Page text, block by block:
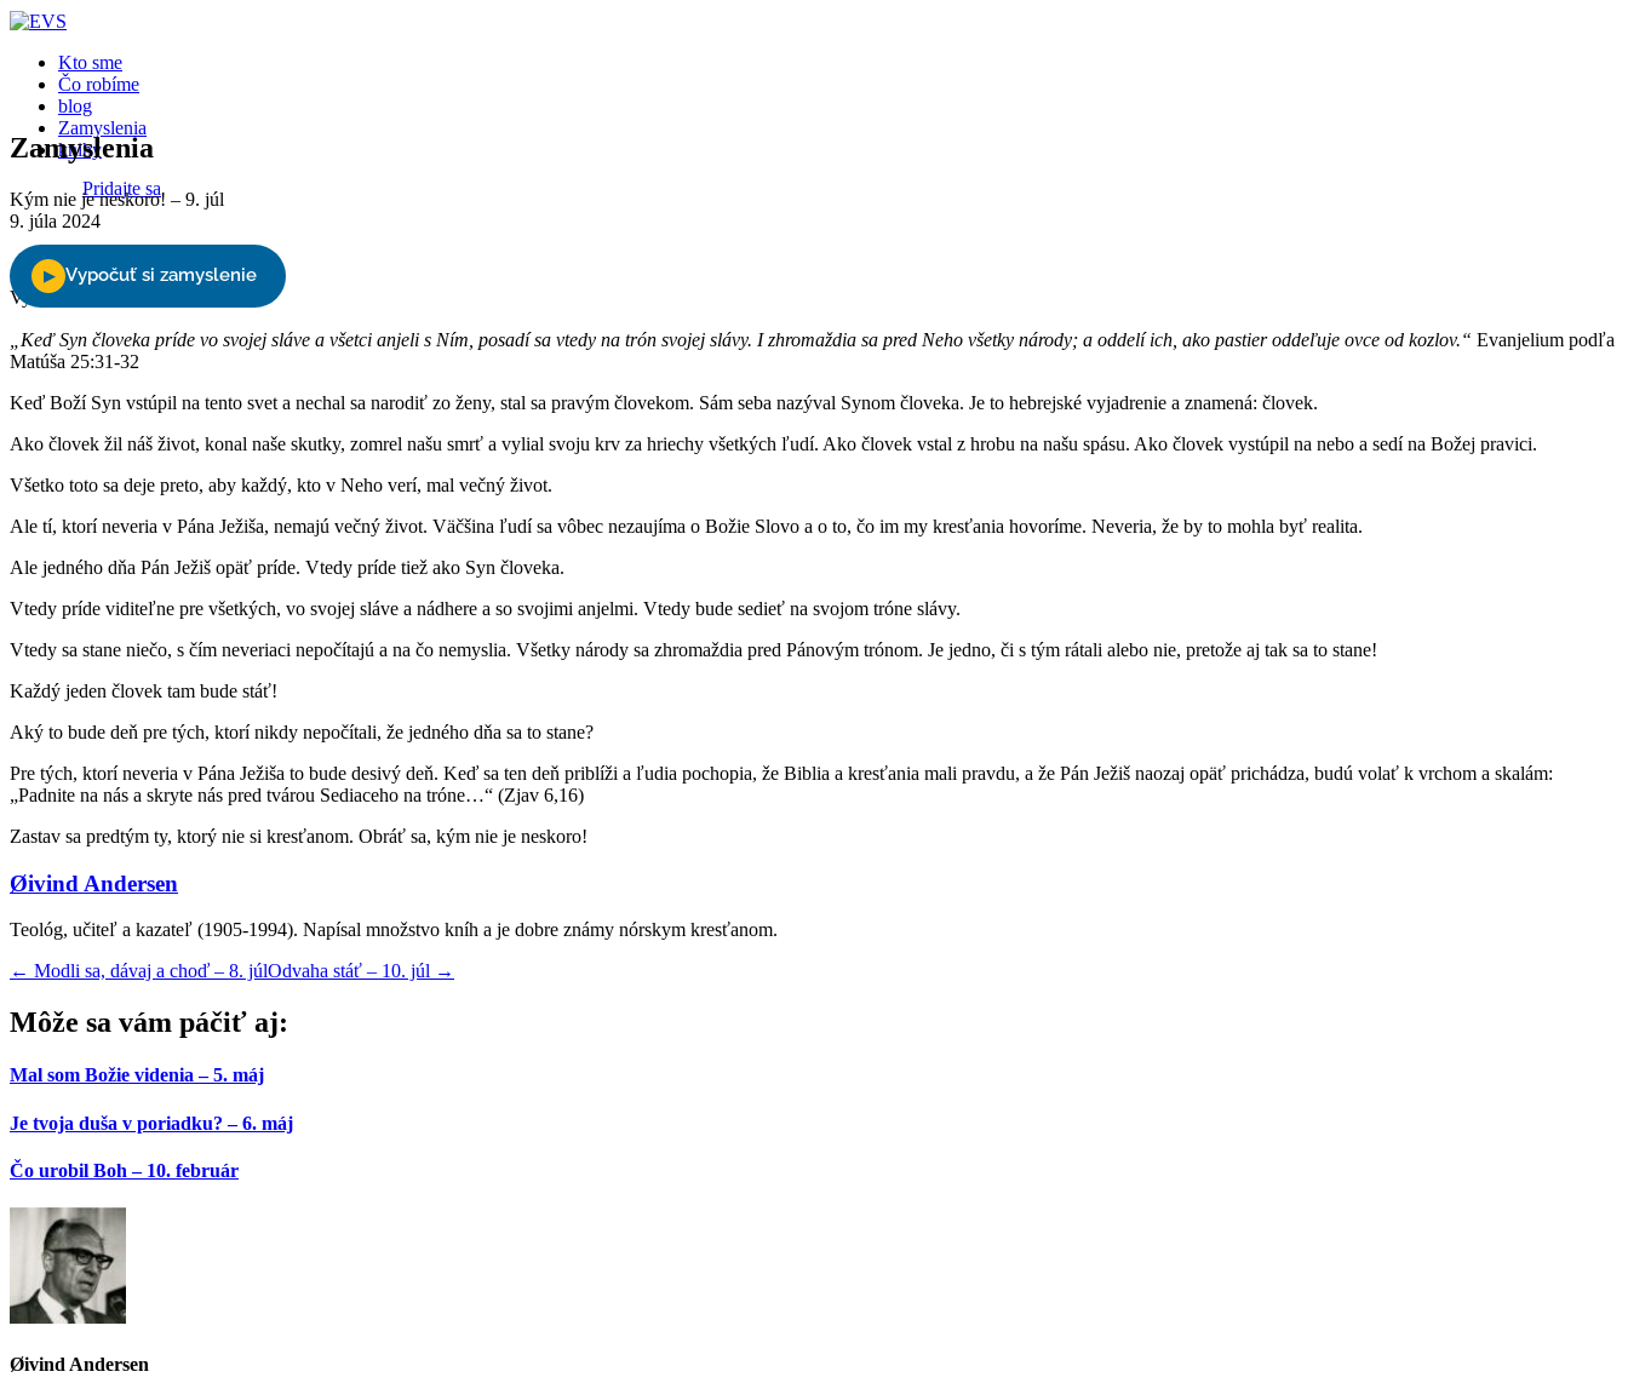
Kto sme
Čo robíme
blog
Zamyslenia
knihy
Pridajte sa
Vyberte stranu
Zamyslenia
Kým nie je neskoro! – 9. júl
9. júla 2024
„Keď Syn človeka príde vo svojej sláve a všetci anjeli s Ním, posadí sa vtedy na trón svojej slávy. I zhromaždia sa pred Neho všetky národy; a oddelí ich, ako pastier oddeľuje ovce od kozlov.“ Evanjelium podľa
Matúša 25:31-32
Keď Boží Syn vstúpil na tento svet a nechal sa narodiť zo ženy, stal sa pravým človekom. Sám seba nazýval Synom človeka. Je to hebrejské vyjadrenie a znamená: človek.
Ako človek žil náš život, konal naše skutky, zomrel našu smrť a vylial svoju krv za hriechy všetkých ľudí. Ako človek vstal z hrobu na našu spásu. Ako človek vystúpil na nebo a sedí na Božej pravici.
Všetko toto sa deje preto, aby každý, kto v Neho verí, mal večný život.
Ale tí, ktorí neveria v Pána Ježiša, nemajú večný život. Väčšina ľudí sa vôbec nezaujíma o Božie Slovo a o to, čo im my kresťania hovoríme. Neveria, že by to mohla byť realita.
Ale jedného dňa Pán Ježiš opäť príde. Vtedy príde tiež ako Syn človeka.
Vtedy príde viditeľne pre všetkých, vo svojej sláve a nádhere a so svojimi anjelmi. Vtedy bude sedieť na svojom tróne slávy.
Vtedy sa stane niečo, s čím neveriaci nepočítajú a na čo nemyslia. Všetky národy sa zhromaždia pred Pánovým trónom. Je jedno, či s tým rátali alebo nie, pretože aj tak sa to stane!
Každý jeden človek tam bude stáť!
Aký to bude deň pre tých, ktorí nikdy nepočítali, že jedného dňa sa to stane?
Pre tých, ktorí neveria v Pána Ježiša to bude desivý deň. Keď sa ten deň priblíži a ľudia pochopia, že Biblia a kresťania mali pravdu, a že Pán Ježiš naozaj opäť prichádza, budú volať k vrchom a skalám:
„Padnite na nás a skryte nás pred tvárou Sediaceho na tróne…“ (Zjav 6,16)
Zastav sa predtým ty, ktorý nie si kresťanom. Obráť sa, kým nie je neskoro!
Øivind Andersen
Teológ, učiteľ a kazateľ (1905-1994). Napísal množstvo kníh a je dobre známy nórskym kresťanom.
← Modli sa, dávaj a choď – 8. júlOdvaha stáť – 10. júl →
Môže sa vám páčiť aj:
Mal som Božie videnia – 5. máj
Je tvoja duša v poriadku? – 6. máj
Čo urobil Boh – 10. február
Øivind Andersen